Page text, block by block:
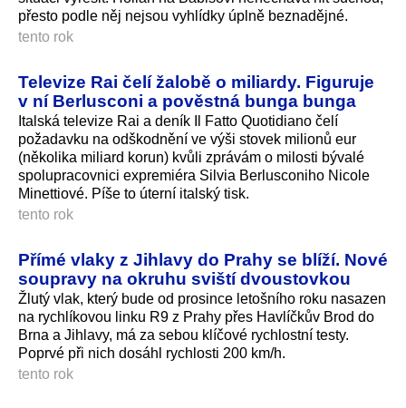
přesto podle něj nejsou vyhlídky úplně beznadějné.
tento rok
Televize Rai čelí žalobě o miliardy. Figuruje
v ní Berlusconi a pověstná bunga bunga
Italská televize Rai a deník Il Fatto Quotidiano čelí
požadavku na odškodnění ve výši stovek milionů eur
(několika miliard korun) kvůli zprávám o milosti bývalé
spolupracovnici expremiéra Silvia Berlusconiho Nicole
Minettiové. Píše to úterní italský tisk.
tento rok
Přímé vlaky z Jihlavy do Prahy se blíží. Nové
soupravy na okruhu sviští dvoustovkou
Žlutý vlak, který bude od prosince letošního roku nasazen
na rychlíkovou linku R9 z Prahy přes Havlíčkův Brod do
Brna a Jihlavy, má za sebou klíčové rychlostní testy.
Poprvé při nich dosáhl rychlosti 200 km/h.
tento rok